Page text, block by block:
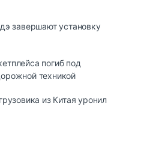
зaвepшaют ycтaнoвкy
погиб под
техникой
из Китая уронил